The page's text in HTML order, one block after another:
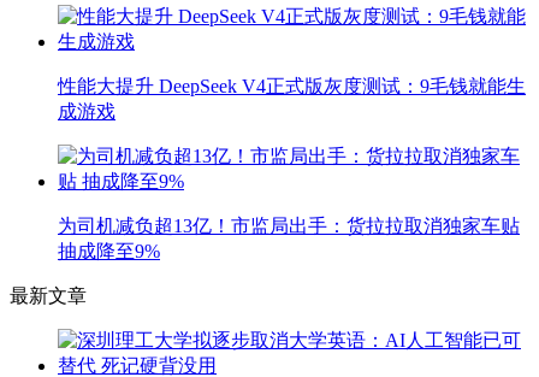
性能大提升 DeepSeek V4正式版灰度测试：9毛钱就能生
成游戏
为司机减负超13亿！市监局出手：货拉拉取消独家车贴
抽成降至9%
最新文章